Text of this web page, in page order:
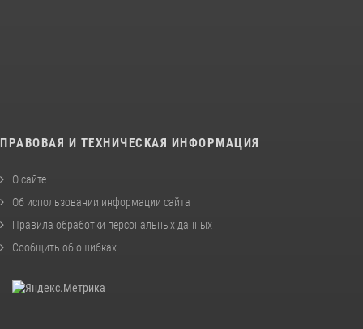
ПРАВОВАЯ И ТЕХНИЧЕСКАЯ ИНФОРМАЦИЯ
О сайте
Об использовании информации сайта
Правила обработки персональных данных
Сообщить об ошибках